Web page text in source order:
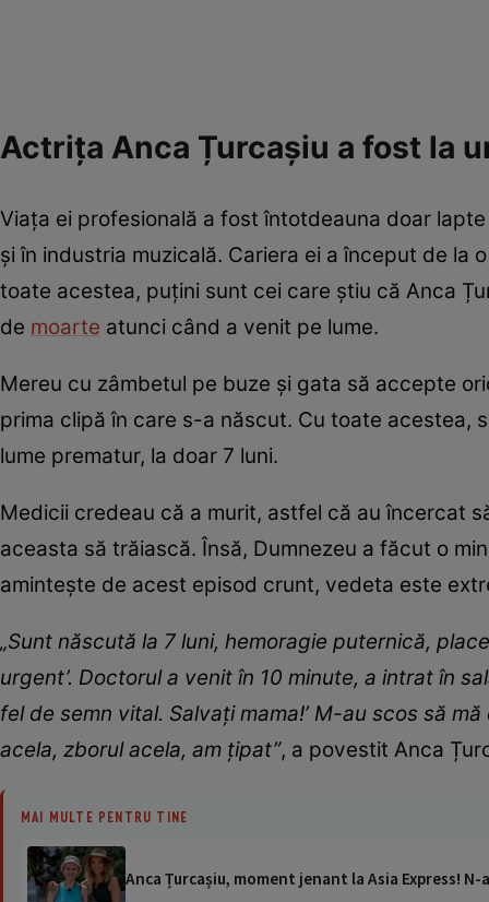
Actrița Anca Țurcașiu a fost la
Viața ei profesională a fost întotdeauna doar
și în industria muzicală. Cariera ei a început de
toate acestea, puțini sunt cei care știu că Anca
de moarte atunci când a venit pe lume.
Mereu cu zâmbetul pe buze și gata să accepte
prima clipă în care s-a născut. Cu toate acestea,
lume prematur, la doar 7 luni.
Medicii credeau că a murit, astfel că au încercat
aceasta să trăiască. Însă, Dumnezeu a făcut o
amintește de acest episod crunt, vedeta este
„Sunt născută la 7 luni, hemoragie puternică,
urgent’. Doctorul a venit în 10 minute, a intrat în
fel de semn vital. Salvați mama!’ M-au scos să
acela, zborul acela, am țipat”, a povestit Anca
MAI MULTE PENTRU TINE
Anca Țurcașiu, moment jenant la Asia Express!